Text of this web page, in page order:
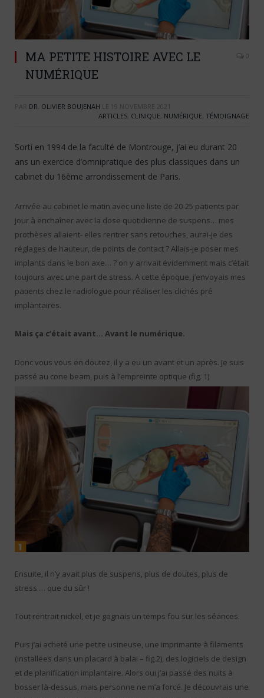
MA PETITE HISTOIRE AVEC LE
NUMÉRIQUE
0
PAR DR. OLIVIER BOUJENAH LE
19 NOVEMBRE 2021
ARTICLES CLINIQUE NUMÉRIQUE TÉMOIGNAGE
Sorti en 1994 de la faculté de Montrouge, j’ai eu durant 20
ans un exercice d’omnipratique des plus classiques dans un
cabinet du 16ème arrondissement de Paris.
Arrivée au cabinet le matin avec une liste de 20-25 patients par
jour à enchaîner avec la dose quotidienne de suspens… mes
prothèses allaient- elles rentrer sans retouches, aurai-je des
réglages de hauteur, de points de contact ? Allais-je poser mes
implants dans le bon axe… ? on y arrivait évidemment mais c’était
toujours avec une part de stress. A cette époque, j’envoyais mes
patients chez le radiologue pour réaliser les clichés pré
implantaires.
Mais ça c’était avant… Avant le numérique.
Donc vous vous en doutez, il y a eu un avant et un après. Je suis
passé au cone beam, puis à l’empreinte optique (fig. 1)
Ensuite, il n’y avait plus de suspens, plus de doutes, plus de
stress … que du sûr !
Tout rentrait nickel, et je gagnais un temps fou sur les séances.
Puis j’ai acheté une petite usineuse, une imprimante à filaments
(installées dans un placard à balai – fig.2), des logiciels de design
et de planification implantaire. Alors oui j’ai passé des nuits à
bosser là-dessus, mais personne ne m’a forcé. Je découvrais une